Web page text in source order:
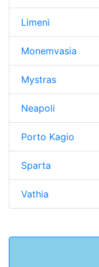
Limeni
Monemvasia
Mystras
Neapoli
Porto Kagio
Sparta
Vathia